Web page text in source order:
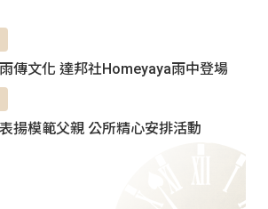
傳文化 達邦社Homeyaya雨中登場
揚模範父親 公所精心安排活動